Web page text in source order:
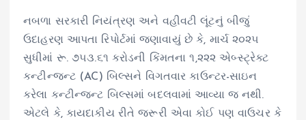
નબળા સરકારી નિયંત્રણ અને વહીવટી લૂંટનું બીજું
ઉદાહરણ આપતા રિપોર્ટમાં જણાવાયું છે કે, માર્ચ ૨૦૨૫
સુધીમાં રૂ. ૭૫૩.૬૧ કરોડની કિંમતના ૧,૨૨૨ એબ્સ્ટ્રેક્ટ
કન્ટીન્જન્ટ (AC) બિલ્સને વિગતવાર કાઉન્ટર-સાઇન
કરેલા કન્ટીન્જન્ટ બિલ્સમાં બદલવામાં આવ્યા જ નથી.
એટલે કે, કાયદાકીય રીતે જરૂરી એવા કોઈ પણ વાઉચર કે